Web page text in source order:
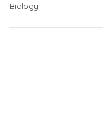
Biology